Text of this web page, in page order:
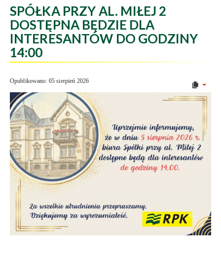
SPÓŁKA PRZY AL. MIŁEJ 2
DOSTĘPNA BĘDZIE DLA
INTERESANTÓW DO GODZINY
14:00
Opublikowano: 05 sierpień 2026